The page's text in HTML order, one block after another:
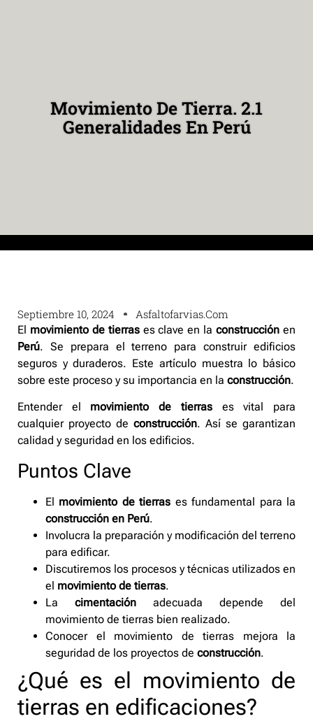
Movimiento De Tierra. 2.1
Generalidades En Perú
Septiembre 10, 2024 Asfaltofarvias.com
El movimiento de tierrases clave en laconstrucción en
Perú. Se prepara el terreno para construir edificios
seguros y duraderos. Este artículo muestra lo básico
sobre este proceso y su importancia en la construcción.
Entender el movimiento de tierrases vital para
cualquier proyecto de construcción. Así se garantizan
calidad y seguridad en los edificios.
Puntos Clave
El movimiento de tierras es fundamental para la
construcción en Perú.
Involucra la preparación y modificación del terreno
para edificar.
Discutiremos los procesos y técnicas utilizados en
el movimiento de tierras.
La cimentación adecuada depende del
movimiento de tierras bien realizado.
Conocer el movimiento de tierras mejora la
seguridad de los proyectos de construcción.
¿Qué es el movimiento de
tierras en edificaciones?